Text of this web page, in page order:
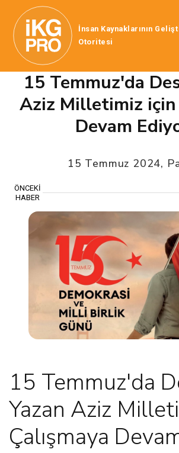
İnsan Kaynaklarının
Otoritesi
15 Temmuz'da
Aziz Milletimiz için
Devam
15 Temmuz 2024,
ÖNCEKİ
HABER
15 Temmuz'da
Yazan Aziz
Çalışmaya